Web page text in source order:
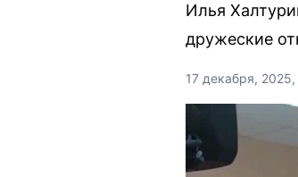
Илья
дружеские
17 декабря,